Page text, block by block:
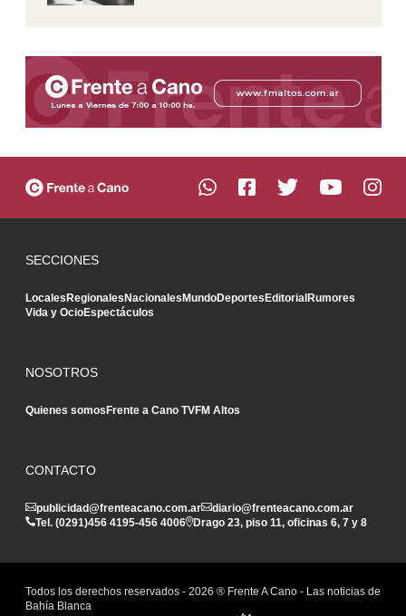
SECCIONES
LocalesRegionalesNacionalesMundoDeportesEditorialRumores
Vida y OcioEspectáculos
NOSOTROS
Quienes somosFrente a Cano TVFM Altos
CONTACTO
publicidad@frenteacano.com.ar
diario@frenteacano.com.ar
Tel. (0291)456 4195-456 4006 Drago 23, piso 11, oficinas 6, 7 y 8
Todos los derechos reservados - 2026 ® Frente A Cano - Las noticias de
Bahía Blanca